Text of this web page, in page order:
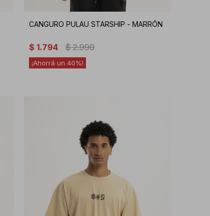
CANGURO PULAU STARSHIP - MARRÓN
$ 1.794 $ 2.990
40